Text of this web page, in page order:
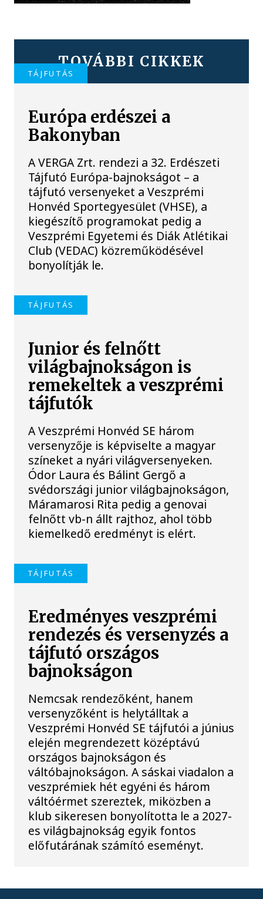
TOVÁBBI CIKKEK
TÁJFUTÁS
Európa erdészei a
Bakonyban
A VERGA Zrt. rendezi a 32. Erdészeti
Tájfutó Európa-bajnokságot – a
tájfutó versenyeket a Veszprémi
Honvéd Sportegyesület (VHSE), a
kiegészítő programokat pedig a
Veszprémi Egyetemi és Diák Atlétikai
Club (VEDAC) közreműködésével
bonyolítják le.
TÁJFUTÁS
Junior és felnőtt
világbajnokságon is
remekeltek a veszprémi
tájfutók
A Veszprémi Honvéd SE három
versenyzője is képviselte a magyar
színeket a nyári világversenyeken.
Ódor Laura és Bálint Gergő a
svédországi junior világbajnokságon,
Máramarosi Rita pedig a genovai
felnőtt vb-n állt rajthoz, ahol több
kiemelkedő eredményt is elért.
TÁJFUTÁS
Eredményes veszprémi
rendezés és versenyzés a
tájfutó országos
bajnokságon
Nemcsak rendezőként, hanem
versenyzőként is helytálltak a
Veszprémi Honvéd SE tájfutói a június
elején megrendezett középtávú
országos bajnokságon és
váltóbajnokságon. A sáskai viadalon a
veszprémiek hét egyéni és három
váltóérmet szereztek, miközben a
klub sikeresen bonyolította le a 2027-
es világbajnokság egyik fontos
előfutárának számító eseményt.